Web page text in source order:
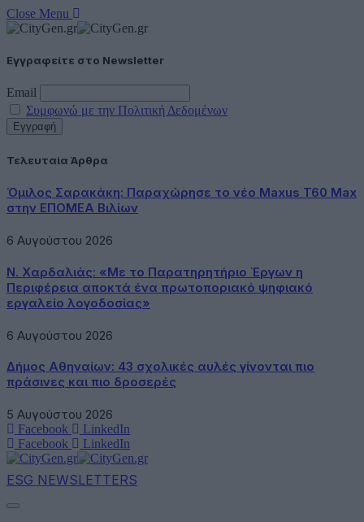
Close Menu
Εγγραφείτε στο Newsletter
Email
Συμφωνώ με την Πολιτική Δεδομένων
Τελευταία Άρθρα
Όμιλος Σαρακάκη: Παραχώρησε το νέο Maxus T60 Max
στην ΕΠΟΜΕΑ Βιλίων
6 Αυγούστου 2026
Ν. Χαρδαλιάς: «Με το Παρατηρητήριο Έργων η
Περιφέρεια αποκτά ένα πρωτοποριακό ψηφιακό
εργαλείο λογοδοσίας»
6 Αυγούστου 2026
Δήμος Αθηναίων: 43 σχολικές αυλές γίνονται πιο
πράσινες και πιο δροσερές
5 Αυγούστου 2026
Facebook
LinkedIn
Facebook
LinkedIn
ESG NEWSLETTERS